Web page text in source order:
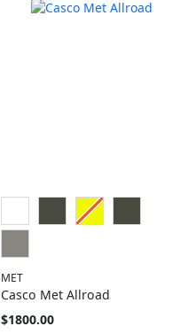
MET
Casco Met Allroad
Tan
$1800.00